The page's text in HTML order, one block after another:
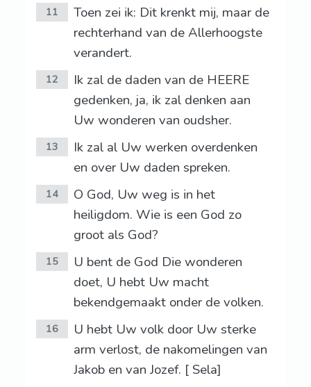
11
Toen zei ik: Dit krenkt mij, maar de
rechterhand van de Allerhoogste
verandert.
12
Ik zal de daden van de HEERE
gedenken, ja, ik zal denken aan
Uw wonderen van oudsher.
13
Ik zal al Uw werken overdenken
en over Uw daden spreken.
14
O God, Uw weg is in het
heiligdom. Wie is een God zo
groot als God?
15
U bent de God Die wonderen
doet, U hebt Uw macht
bekendgemaakt onder de volken.
16
U hebt Uw volk door Uw sterke
arm verlost, de nakomelingen van
Jakob en van Jozef. [ Sela]